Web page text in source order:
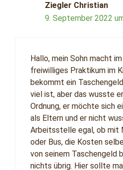
Ziegler Christian
9. September 2022
Hallo, mein Sohn macht
freiwilliges Praktikum im
bekommt ein
viel ist, aber das wusste
Ordnung, er möchte sich
als Eltern und er nicht
Arbeitsstelle egal, ob mit
oder Bus, die Kosten
von seinem Taschengeld
nichts übrig. Hier sollte